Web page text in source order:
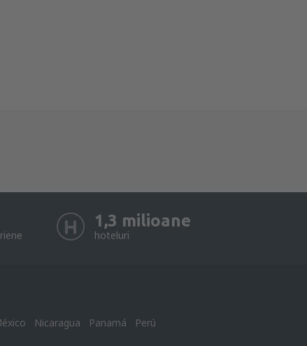
1,3 milioane
hoteluri
Nicaragua Panamá
Perú